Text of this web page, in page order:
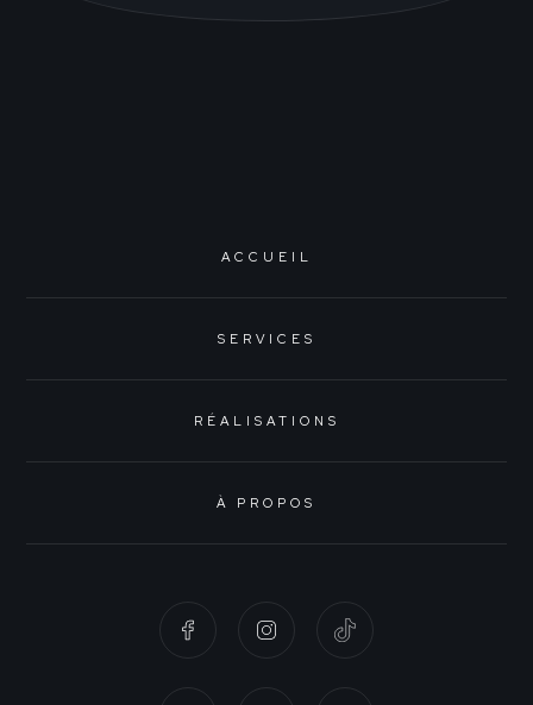
ACCUEIL
SERVICES
RÉALISATIONS
À PROPOS